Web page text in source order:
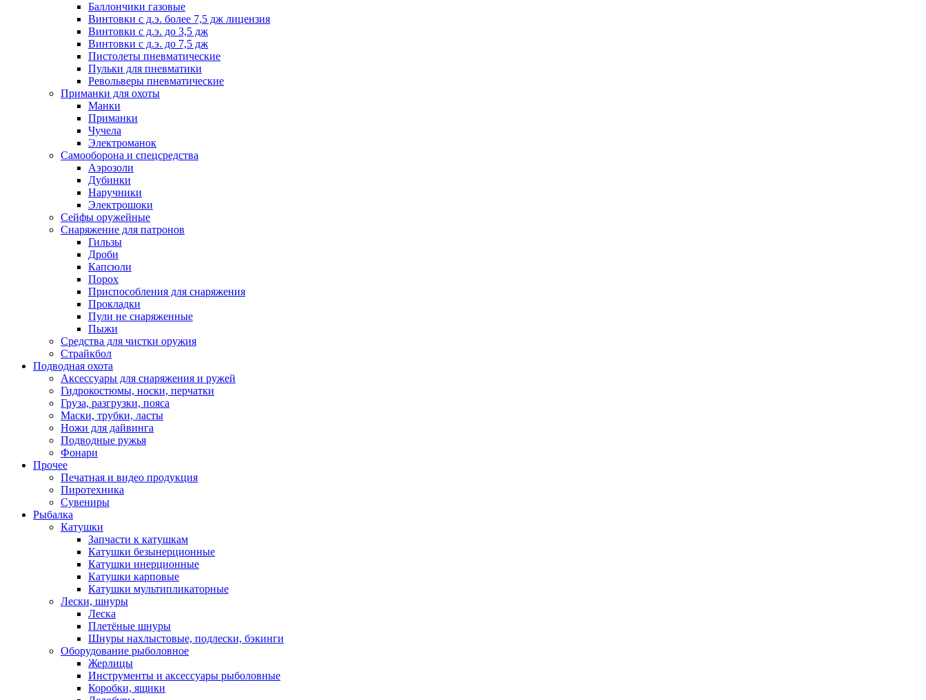
Баллончики газовые
Винтовки с д.э. более 7,5 дж лицензия
Винтовки с д.э. до 3,5 дж
Винтовки с д.э. до 7,5 дж
Пистолеты пневматические
Пульки для пневматики
Револьверы пневматические
Приманки для охоты
Манки
Приманки
Чучела
Электроманок
Самооборона и спецсредства
Аэрозоли
Дубинки
Наручники
Электрошоки
Сейфы оружейные
Снаряжение для патронов
Гильзы
Дроби
Капсюли
Порох
Приспособления для снаряжения
Прокладки
Пули не снаряженные
Пыжи
Средства для чистки оружия
Страйкбол
Подводная охота
Аксессуары для снаряжения и ружей
Гидрокостюмы, носки, перчатки
Груза, разгрузки, пояса
Маски, трубки, ласты
Ножи для дайвинга
Подводные ружья
Фонари
Прочее
Печатная и видео продукция
Пиротехника
Сувениры
Рыбалка
Катушки
Запчасти к катушкам
Катушки безынерционные
Катушки инерционные
Катушки карповые
Катушки мультипликаторные
Лески, шнуры
Леска
Плетёные шнуры
Шнуры нахлыстовые, подлески, бэкинги
Оборудование рыболовное
Жерлицы
Инструменты и аксессуары рыболовные
Коробки, ящики